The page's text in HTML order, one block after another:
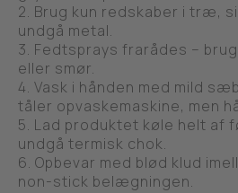
2. Brug kun redskaber i træ,
undgå metal.
3. Fedtsprays frarådes –
eller smør.
4. Vask i hånden med mild
tåler opvaskemaskine, men
5. Lad produktet køle helt af
undgå termisk chok.
6. Opbevar med blød klud
non-stick belægningen.